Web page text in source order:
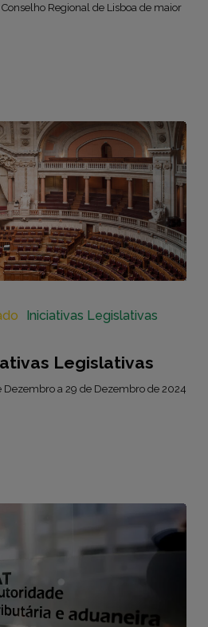
Regional de Lisboa de maior
Iniciativas Legislativas
Legislativas
Dezembro a 29 de Dezembro de 2024